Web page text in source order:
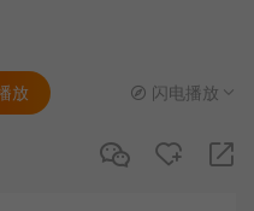
放 闪电播放